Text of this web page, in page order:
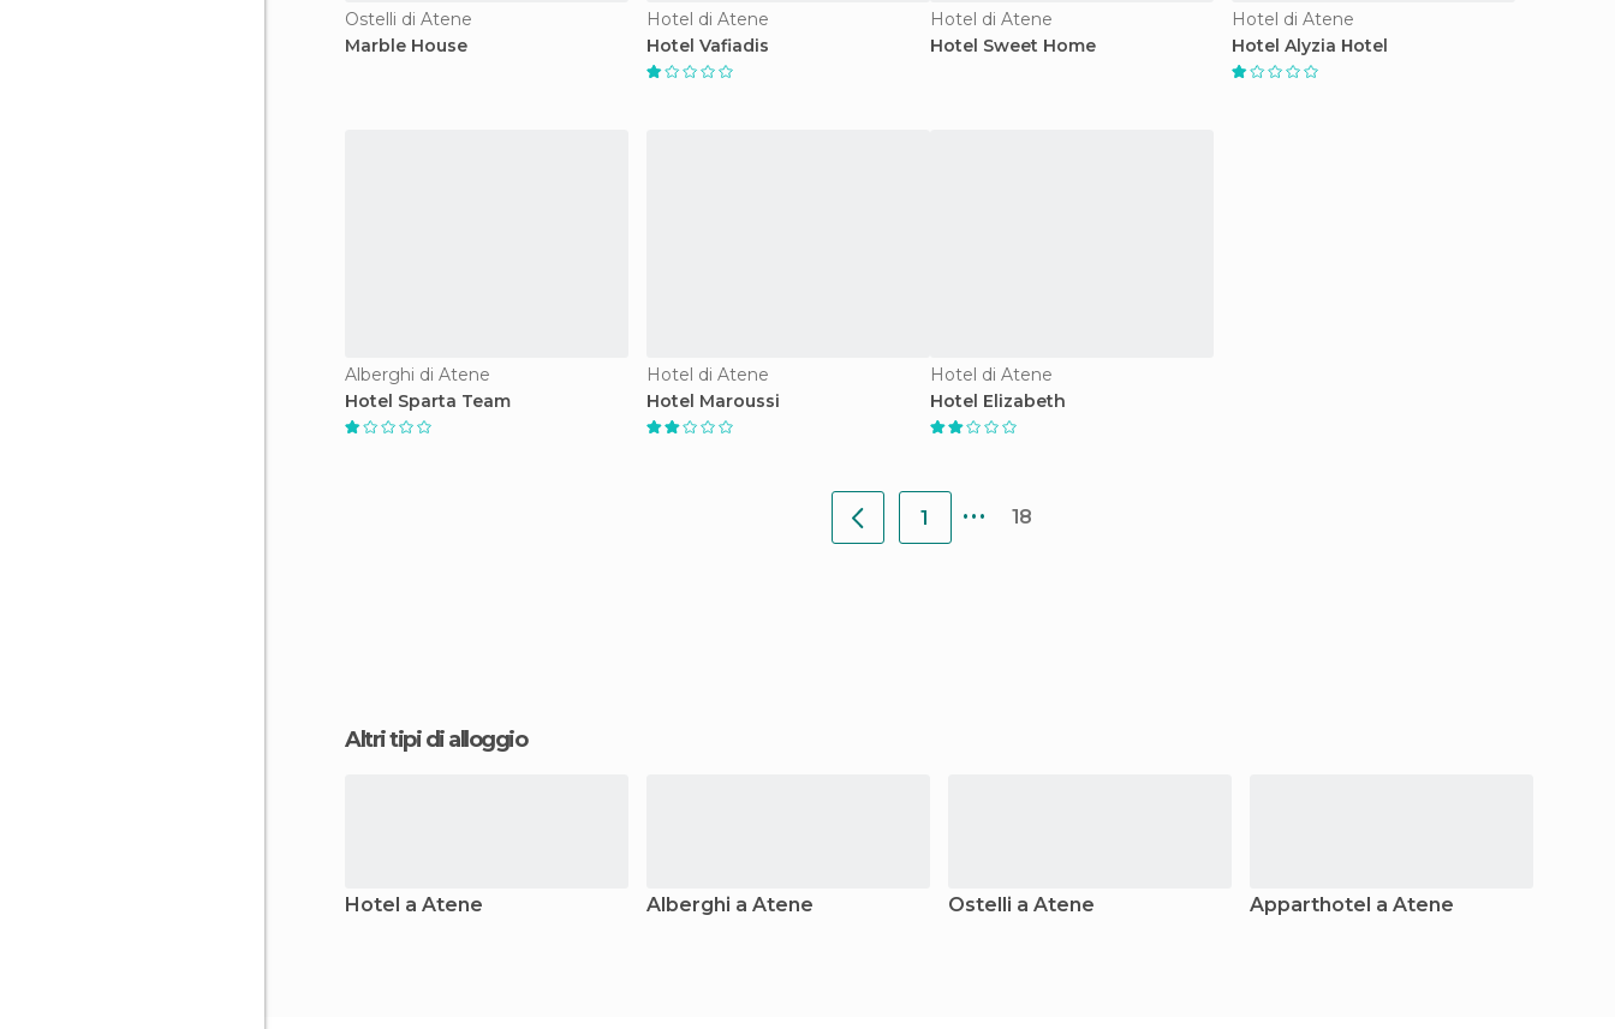
Ostelli di Atene
Marble House
Hotel di Atene
Hotel Vafiadis
Hotel di Atene
Hotel Sweet Home
Hotel di Atene
Hotel Alyzia Ηotel
Alberghi di Atene
Hotel Sparta Team
Hotel di Atene
Hotel Maroussi
Hotel di Atene
Hotel Elizabeth
1 ... 18
Altri tipi di alloggio
Hotel a Atene Alberghi a Atene Ostelli a Atene Apparthotel a Atene